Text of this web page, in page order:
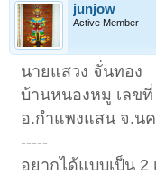
junjow
Active Member
นายแสวง จั่นทอง
บ้านหนองหมู เลข
อ.กำแพงแสน จ.น
-----
อยากได้แบบเป็น 2